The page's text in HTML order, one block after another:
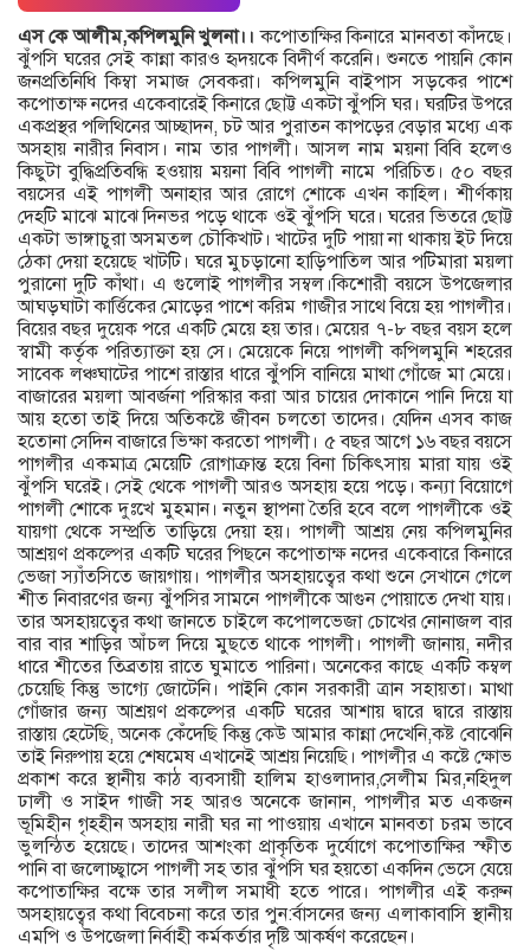
এস কে আলীম,কপিলমুনি খুলনা।।কপোতাক্ষির কিনারে মানবতা কাঁদছে।
ঝুঁপসি ঘরের সেই কান্না কারও হৃদয়কে বিদীর্ণ করেনি। শুনতে পায়নি কোন
জনপ্রতিনিধি কিম্বা সমাজ সেবকরা। কপিলমুনি বাইপাস সড়কের পাশে
কপোতাক্ষ নদের একেবারেই কিনারে ছোট্ট একটা ঝুঁপসি ঘর। ঘরটির উপরে
একপ্রস্থর পলিথিনের আচ্ছাদন, চট আর পুরাতন কাপড়ের বেড়ার মধ্যে এক
অসহায় নারীর নিবাস। নাম তার পাগলী। আসল নাম ময়না বিবি হলেও
কিছুটা বুদ্ধিপ্রতিবন্ধি হওয়ায় ময়না বিবি পাগলী নামে পরিচিত। ৫০ বছর
বয়সের এই পাগলী অনাহার আর রোগে শোকে এখন কাহিল। শীর্ণকায়
দেহটি মাঝে মাঝে দিনভর পড়ে থাকে ওই ঝুঁপসি ঘরে। ঘরের ভিতরে ছোট্ট
একটা ভাঙ্গাচুরা অসমতল চৌকিখাট। খাটের দুটি পায়া না থাকায় ইট দিয়ে
ঠেকা দেয়া হয়েছে খাটটি। ঘরে মুচড়ানো হাড়িপাতিল আর পটিমারা ময়লা
পুরানো দুটি কাঁথা। এ গুলোই পাগলীর সম্বল।কিশোরী বয়সে উপজেলার
আঘড়ঘাটা কার্ত্তিকের মোড়ের পাশে করিম গাজীর সাথে বিয়ে হয় পাগলীর।
বিয়ের বছর দুয়েক পরে একটি মেয়ে হয় তার। মেয়ের ৭-৮ বছর বয়স হলে
স্বামী কর্তৃক পরিত্যাক্তা হয় সে। মেয়েকে নিয়ে পাগলী কপিলমুনি শহরের
সাবেক লঞ্চঘাটের পাশে রাস্তার ধারে ঝুঁপসি বানিয়ে মাথা গোঁজে মা মেয়ে।
বাজারের ময়লা আবর্জনা পরিস্কার করা আর চায়ের দোকানে পানি দিয়ে যা
আয় হতো তাই দিয়ে অতিকষ্টে জীবন চলতো তাদের। যেদিন এসব কাজ
হতোনা সেদিন বাজারে ভিক্ষা করতো পাগলী। ৫ বছর আগে ১৬ বছর বয়সে
পাগলীর একমাত্র মেয়েটি রোগাক্রান্ত হয়ে বিনা চিকিৎসায় মারা যায় ওই
ঝুঁপসি ঘরেই। সেই থেকে পাগলী আরও অসহায় হয়ে পড়ে। কন্যা বিয়োগে
পাগলী শোকে দুঃখে মুহমান। নতুন স্থাপনা তৈরি হবে বলে পাগলীকে ওই
যায়গা থেকে সম্প্রতি তাড়িয়ে দেয়া হয়। পাগলী আশ্রয় নেয় কপিলমুনির
আশ্রয়ণ প্রকল্পের একটি ঘরের পিছনে কপোতাক্ষ নদের একেবারে কিনারে
ভেজা স্যাঁতসিতে জায়গায়। পাগলীর অসহায়ত্বের কথা শুনে সেখানে গেলে
শীত নিবারণের জন্য ঝুঁপসির সামনে পাগলীকে আগুন পোয়াতে দেখা যায়।
তার অসহায়ত্বের কথা জানতে চাইলে কপোলভেজা চোখের নোনাজল বার
বার বার শাড়ির আঁচল দিয়ে মুছতে থাকে পাগলী। পাগলী জানায়, নদীর
ধারে শীতের তিব্রতায় রাতে ঘুমাতে পারিনা। অনেকের কাছে একটি কম্বল
চেয়েছি কিন্তু ভাগ্যে জোটেনি। পাইনি কোন সরকারী ত্রান সহায়তা। মাথা
গোঁজার জন্য আশ্রয়ণ প্রকল্পের একটি ঘরের আশায় দ্বারে দ্বারে রাস্তায়
রাস্তায় হেটেছি, অনেক কেঁদেছি কিন্তু কেউ আমার কান্না দেখেনি,কষ্ট বোঝেনি
তাই নিরুপায় হয়ে শেষমেষ এখানেই আশ্রয় নিয়েছি। পাগলীর এ কষ্টে ক্ষোভ
প্রকাশ করে স্থানীয় কাঠ ব্যবসায়ী হালিম হাওলাদার,সেলীম মির,নহিদুল
ঢালী ও সাইদ গাজী সহ আরও অনেকে জানান, পাগলীর মত একজন
ভূমিহীন গৃহহীন অসহায় নারী ঘর না পাওয়ায় এখানে মানবতা চরম ভাবে
ভুলন্ঠিত হয়েছে। তাদের আশংকা প্রাকৃতিক দুর্যোগে কপোতাক্ষির স্ফীত
পানি বা জলোচ্ছ্বাসে পাগলী সহ তার ঝুঁপসি ঘর হয়তো একদিন ভেসে যেয়ে
কপোতাক্ষির বক্ষে তার সলীল সমাধী হতে পারে। পাগলীর এই করুন
অসহায়ত্বের কথা বিবেচনা করে তার পুন:র্বাসনের জন্য এলাকাবাসি স্থানীয়
এমপি ও উপজেলা নির্বাহী কর্মকর্তার দৃষ্টি আকর্ষণ করেছেন।